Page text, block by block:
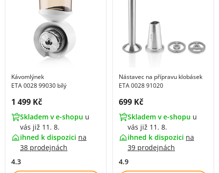
Kávomlýnek
ETA 0028 99030 bílý
Cena s DPH:
1 499 Kč
Skladem v e-shopu u
vás již 11. 8.
ihned k dispozici na
38 prodejnách
4.3
Nástavec na přípravu klobásek
ETA 0028 91020
Cena s DPH:
699 Kč
Skladem v e-shopu u
vás již 11. 8.
ihned k dispozici na
39 prodejnách
4.9